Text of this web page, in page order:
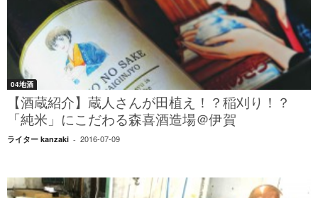
04地酒
【酒蔵紹介】蔵人さんが田植え！？稲刈り！？
「純米」にこだわる森喜酒造場＠伊賀
ライター kanzaki - 2016-07-09